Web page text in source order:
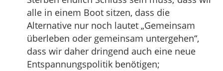
alle in einem Boot sitzen, dass die
Alternative nur noch lautet „Gemeinsam
überleben oder gemeinsam untergehen“,
dass wir daher dringend auch eine neue
Entspannungspolitik benötigen;